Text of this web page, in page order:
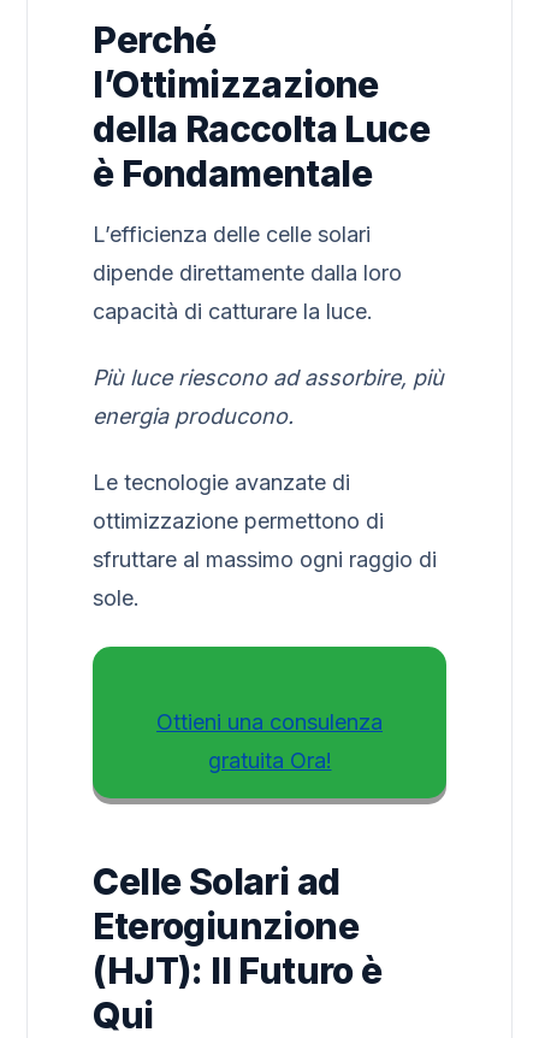
Perché
l’Ottimizzazione
della Raccolta Luce
è Fondamentale
L’efficienza delle celle solari
dipende direttamente dalla loro
capacità di catturare la luce.
Più luce riescono ad assorbire, più
energia producono.
Le tecnologie avanzate di
ottimizzazione permettono di
sfruttare al massimo ogni raggio di
sole.
Ottieni una consulenza
gratuita Ora!
Celle Solari ad
Eterogiunzione
(HJT): Il Futuro è
Qui